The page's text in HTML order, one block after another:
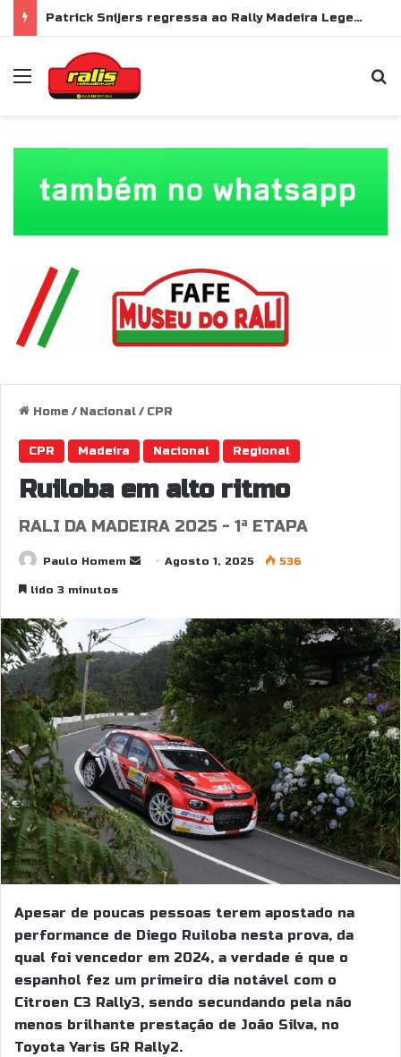
Patrick Snijers regressa ao Rally Madeira Legend com Ford Sierra RS Cosworth
Menu
Home / Nacional/ CPR
CPR Madeira Nacional Regional
Ruiloba em alto ritmo
RALI DA MADEIRA 2025 - 1ª ETAPA
Paulo Homem
SendAgosto 1, 2025 536
lido 3 minutos
Apesar de poucas pessoas terem apostado na
performance de Diego Ruiloba nesta prova, da
qual foi vencedor em 2024, a verdade é que o
espanhol fez um primeiro dia notável com o
Citroen C3 Rally3, sendo secundando pela não
menos brilhante prestação de João Silva, no
Toyota Yaris GR Rally2.